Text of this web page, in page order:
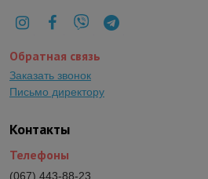
Контакты
Телефоны
(067) 443-88-23
Обратная связь
Заказать звонок
Письмо директору